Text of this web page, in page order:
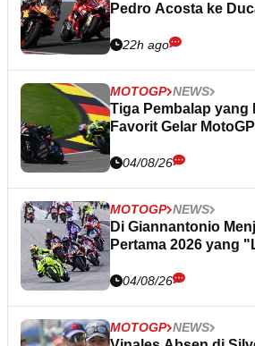
Pedro Acosta ke
22h ago
MOTOGP NEWS
Tiga Pembalap
Favorit Gelar
04/08/26
MOTOGP NEWS
Di Giannantonio
Pertama 2026 yang
04/08/26
MOTOGP NEWS